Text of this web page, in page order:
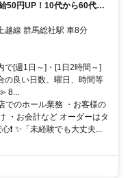
50円UP！10代から60代ま
験OK
上越線 群馬総社駅 車8分
で[週1日～]・[1日2時間～]
の良い日数、曜日、時間等
8...
でのホール業務 ・お客様の
・お会計など オーダーはタ
❗ ✨「未経験でも大丈夫...